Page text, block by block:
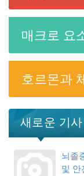
매크로 요
호르몬과
새로운 기사
뇌졸
및 안